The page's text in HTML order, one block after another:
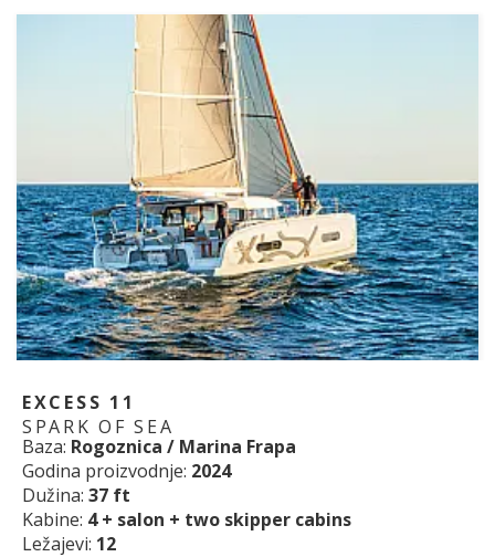
EXCESS 11
SPARK OF SEA
Baza: Rogoznica / Marina Frapa
Godina proizvodnje: 2024
Dužina: 37 ft
Kabine: 4 + salon + two skipper cabins
Ležajevi: 12